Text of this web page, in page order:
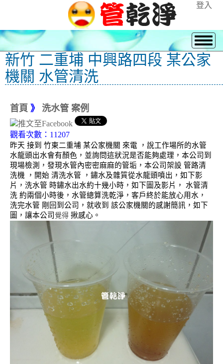
登入
新竹 二重埔 中興路四段 某公家
機關 水管清洗
首頁 》 洗水管 案例
觀看次數：11207
昨天 接到 竹東二重埔 某公家機關 來電 ，說工作場所的水管
水龍頭出水會有顏色，並詢問這狀況是否能夠處理，本公司到
現場檢測，發現水管內密密麻麻的管垢，本公司架設 管路清
洗機 ，開始 清洗水管 ，鏽水及雜質從水龍頭噴出，如下影
片，洗水管 時鏽水出水約十幾小時，如下圖及影片， 水管清
洗 約兩個小時後，水管總算洗乾淨，客戶終於能放心用水，
洗完水管 剛回到公司，就收到 該公家機關的感謝簡訊，如下
圖，讓本公司 覺得 揪感心。